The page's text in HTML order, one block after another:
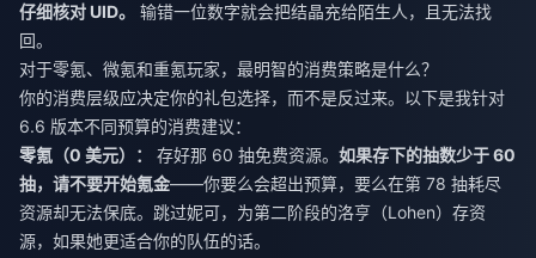
仔细核对 UID。
输错一位数字就会把结晶充给陌生人，且无法找
回。
对于零氪、微氪和重氪玩家，最明智的消费策略是什么？
你的消费层级应决定你的礼包选择，而不是反过来。以下是我针对
6.6 版本不同预算的消费建议：
零氪（0 美元）：
存好那 60 抽免费资源。 如果存下的抽数少于 60
抽，请不要开始氪金——你要么会超出预算，要么在第 78 抽耗尽
资源却无法保底。跳过妮可，为第二阶段的洛亨（Lohen）存资
源，如果她更适合你的队伍的话。